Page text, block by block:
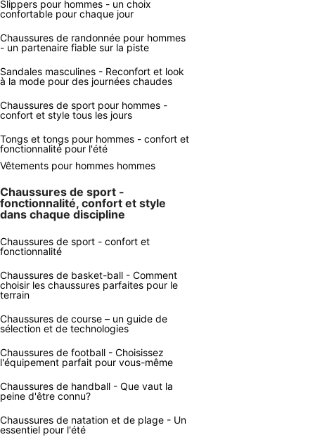
Slippers pour hommes - un choix
confortable pour chaque jour
Chaussures de randonnée pour hommes
- un partenaire fiable sur la piste
Sandales masculines - Reconfort et look
à la mode pour des journées chaudes
Chaussures de sport pour hommes -
confort et style tous les jours
Tongs et tongs pour hommes - confort et
fonctionnalité pour l'été
Vêtements pour hommes hommes
Chaussures de sport -
fonctionnalité, confort et style
dans chaque discipline
Chaussures de sport - confort et
fonctionnalité
Chaussures de basket-ball - Comment
choisir les chaussures parfaites pour le
terrain
Chaussures de course – un guide de
sélection et de technologies
Chaussures de football - Choisissez
l'équipement parfait pour vous-même
Chaussures de handball - Que vaut la
peine d'être connu?
Chaussures de natation et de plage - Un
essentiel pour l'été